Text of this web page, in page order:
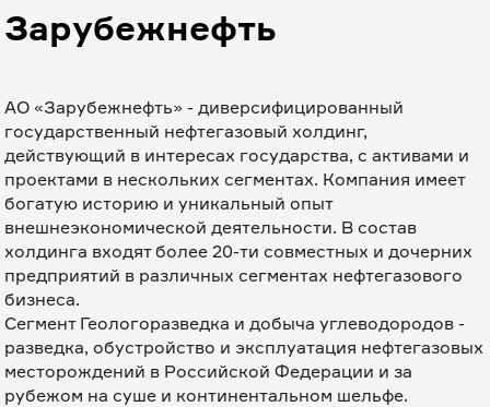
Зарубежнефть
АО «Зарубежнефть» - диверсифицированный
государственный нефтегазовый холдинг,
действующий в интересах государства, с активами и
проектами в нескольких сегментах. Компания имеет
богатую историю и уникальный опыт
внешнеэкономической деятельности. В состав
холдинга входят более 20-ти совместных и дочерних
предприятий в различных сегментах нефтегазового
бизнеса.
Сегмент Геологоразведка и добыча углеводородов -
разведка, обустройство и эксплуатация нефтегазовых
месторождений в Российской Федерации и за
рубежом на суше и континентальном шельфе.